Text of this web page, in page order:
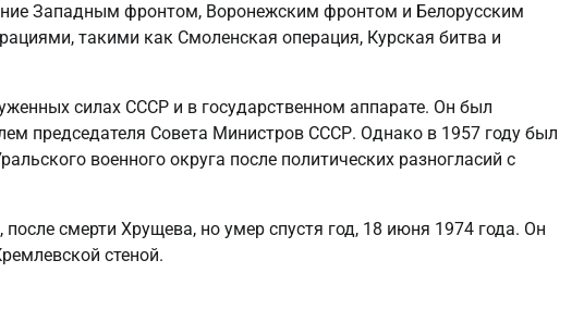
Западным фронтом, Воронежским фронтом и Белорусским
такими как Смоленская операция, Курская битва и
силах СССР и в государственном аппарате. Он был
председателя Совета Министров СССР. Однако в 1957 году был
военного округа после политических разногласий с
смерти Хрущева, но умер спустя год, 18 июня 1974 года. Он
стеной.